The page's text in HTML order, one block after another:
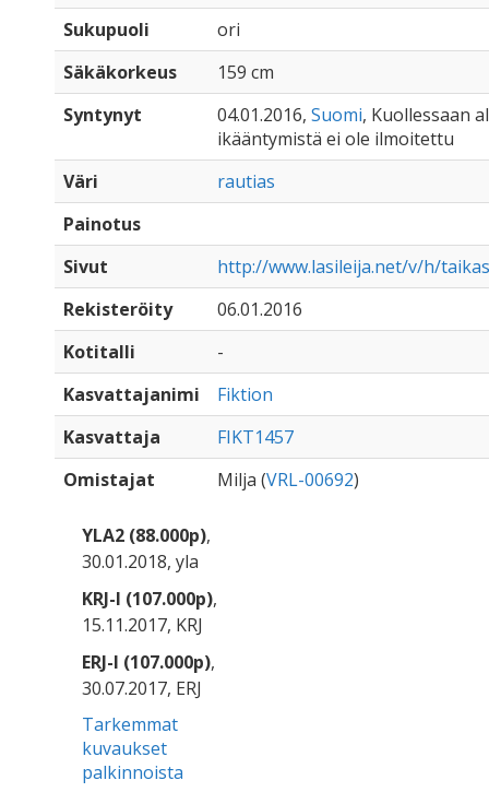
Sukupuoli
ori
Säkäkorkeus
159 cm
Syntynyt
04.01.2016, Suomi, Kuollessaan
ikääntymistä ei ole ilmoitettu
Väri
rautias
Painotus
Sivut
http://www.lasileija.net/v/h/
Rekisteröity
06.01.2016
Kotitalli
-
Kasvattajanimi
Fiktion
Kasvattaja
FIKT1457
Omistajat
Milja (VRL-00692)
YLA2 (88.000p),
30.01.2018, yla
KRJ-I (107.000p),
15.11.2017, KRJ
ERJ-I (107.000p),
30.07.2017, ERJ
Tarkemmat
kuvaukset
palkinnoista